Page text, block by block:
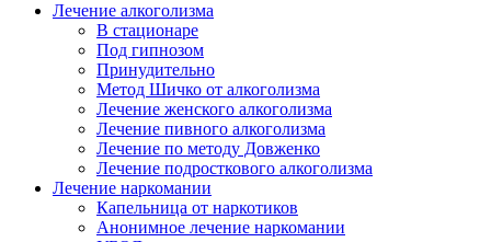
Лечение алкоголизма
В стационаре
Под гипнозом
Принудительно
Метод Шичко от алкоголизма
Лечение женского алкоголизма
Лечение пивного алкоголизма
Лечение по методу Довженко
Лечение подросткового алкоголизма
Лечение наркомании
Капельница от наркотиков
Анонимное лечение наркомании